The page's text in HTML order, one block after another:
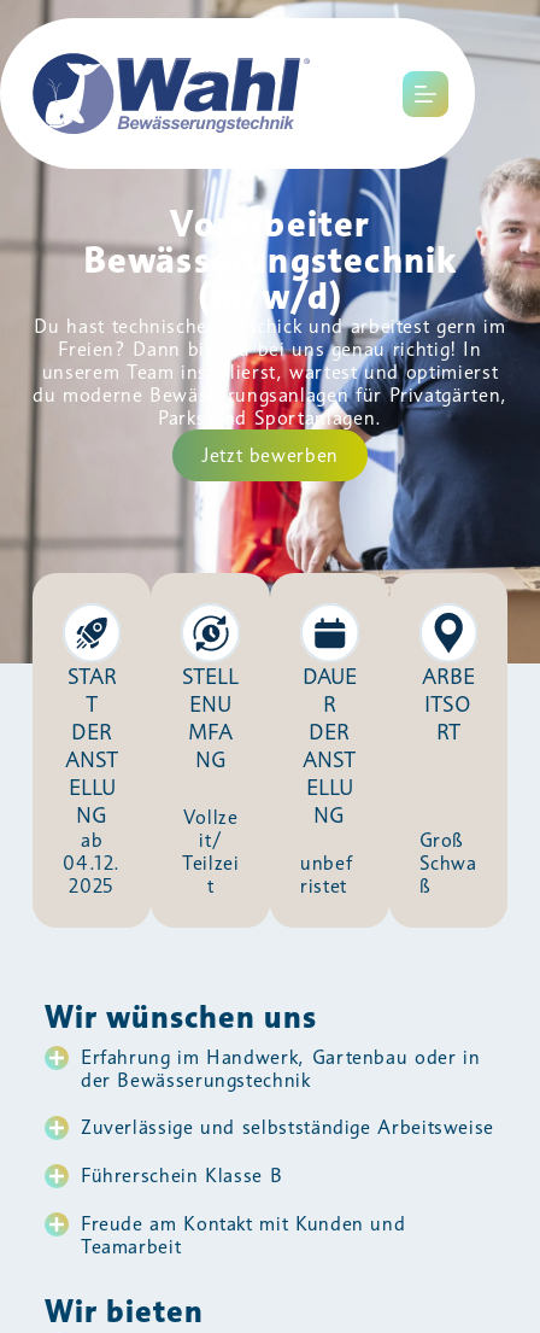
Vorarbeiter
Bewässerungstechnik
(m/w/d)
Du hast technisches Geschick und arbeitest gern im
Freien? Dann bist du bei uns genau richtig! In
unserem Team installierst, wartest und optimierst
du moderne Bewässerungsanlagen für Privatgärten,
Parks und Sportanlagen.
Jetzt bewerben
STAR
T
DER
ANST
ELLU
NG
ab
04.12.
2025
STELL
ENU
MFA
NG
Vollze
it/
Teilzei
t
DAUE
R
DER
ANST
ELLU
NG
unbef
ristet
ARBE
ITSO
RT
Groß
Schwa
ß
Wir wünschen uns
Erfahrung im Handwerk, Gartenbau oder in
der Bewässerungstechnik
Zuverlässige und selbstständige Arbeitsweise
Führerschein Klasse B
Freude am Kontakt mit Kunden und
Teamarbeit
Wir bieten